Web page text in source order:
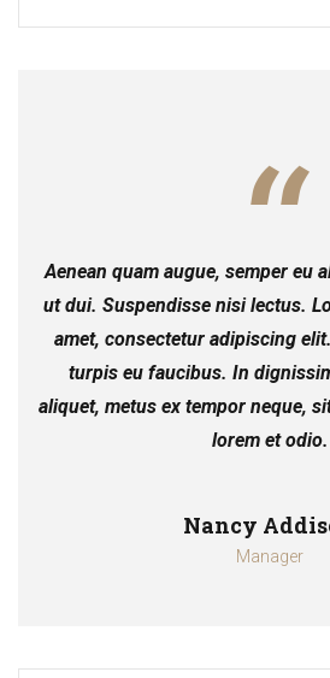
Aenean quam augue, semper eu
ut dui. Suspendisse nisi lectus.
amet, consectetur adipiscing
turpis eu faucibus. In
aliquet, metus ex tempor neque,
lorem et odio.
Nancy
Manager